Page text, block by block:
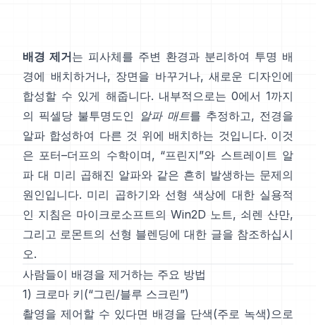
배경 제거는 피사체를 주변 환경과 분리하여 투명 배
경에 배치하거나, 장면을 바꾸거나, 새로운 디자인에
합성할 수 있게 해줍니다. 내부적으로는 0에서 1까지
의 픽셀당 불투명도인
알파 매트를 추정하고, 전경을
알파 합성하여 다른 것 위에 배치하는 것입니다. 이것
은 포터–더프의 수학이며, “프린지”와 스트레이트 알
파 대 미리 곱해진 알파와 같은 흔히 발생하는 문제의
원인입니다. 미리 곱하기와 선형 색상에 대한 실용적
인 지침은 마이크로소프트의 Win2D 노트, 쇠렌 산만,
그리고 로몬트의 선형 블렌딩에 대한 글을 참조하십시
오.
사람들이 배경을 제거하는 주요 방법
1) 크로마 키(“그린/블루 스크린”)
촬영을 제어할 수 있다면 배경을 단색(주로 녹색)으로